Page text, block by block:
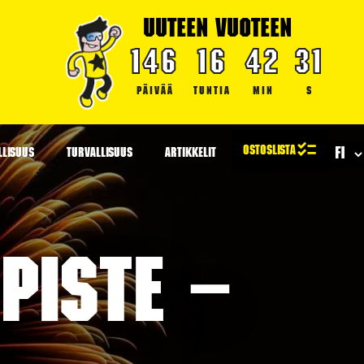
UUTEEN VUOTEEN
146
PÄIVÄÄ
16
TUNTIA
42
MIN
31
S
TURVALLISUUS ARTIKKELIT
–